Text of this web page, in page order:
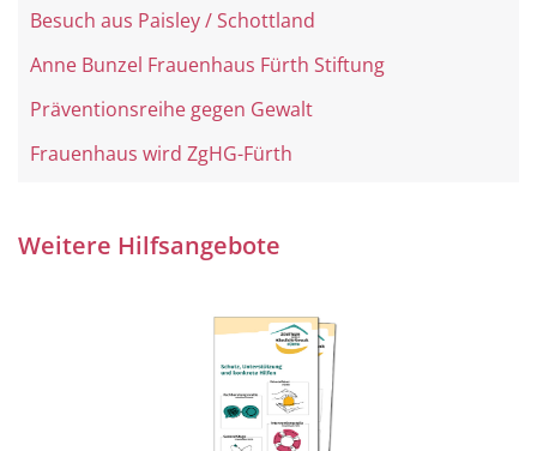
Besuch aus Paisley / Schottland
Anne Bunzel Frauenhaus Fürth Stiftung
Präventionsreihe gegen Gewalt
Frauenhaus wird ZgHG-Fürth
Weitere Hilfsangebote